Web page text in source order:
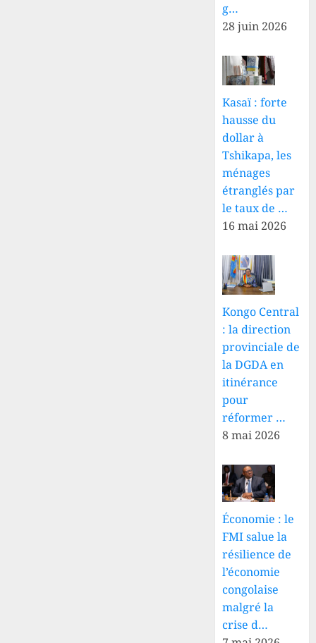
g…
28 juin 2026
Kasaï : forte
hausse du
dollar à
Tshikapa, les
ménages
étranglés par
le taux de …
16 mai 2026
Kongo Central
: la direction
provinciale de
la DGDA en
itinérance
pour
réformer …
8 mai 2026
Économie : le
FMI salue la
résilience de
l’économie
congolaise
malgré la
crise d…